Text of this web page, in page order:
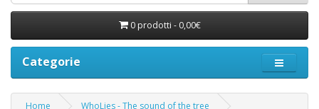
0 prodotti - 0,00€
Categorie
Home WhoLies - The sound of the tree